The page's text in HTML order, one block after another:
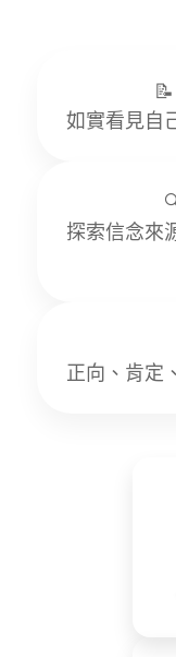
如實看見自
探索信念來
正向、肯定